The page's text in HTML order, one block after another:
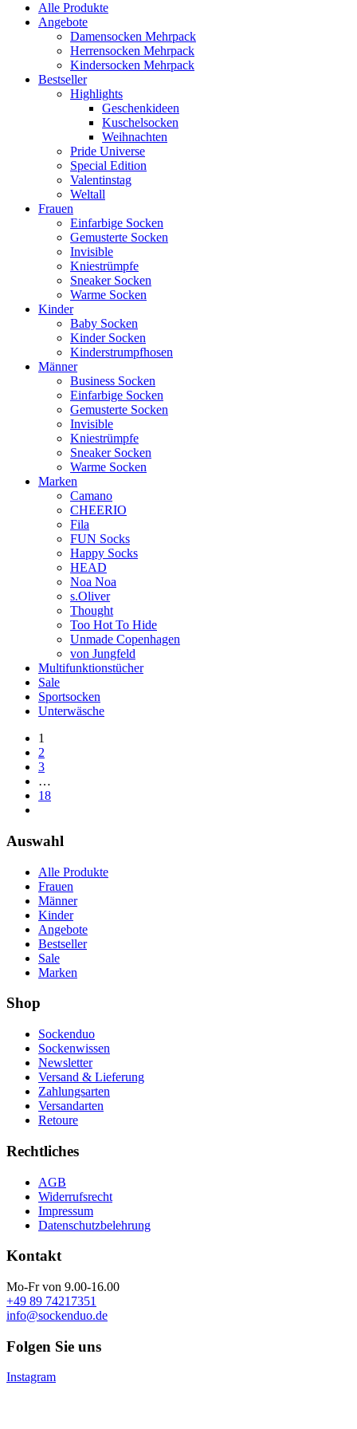
Alle Produkte
Angebote
Damensocken Mehrpack
Herrensocken Mehrpack
Kindersocken Mehrpack
Bestseller
Highlights
Geschenkideen
Kuschelsocken
Weihnachten
Pride Universe
Special Edition
Valentinstag
Weltall
Frauen
Einfarbige Socken
Gemusterte Socken
Invisible
Kniestrümpfe
Sneaker Socken
Warme Socken
Kinder
Baby Socken
Kinder Socken
Kinderstrumpfhosen
Männer
Business Socken
Einfarbige Socken
Gemusterte Socken
Invisible
Kniestrümpfe
Sneaker Socken
Warme Socken
Marken
Camano
CHEERIO
Fila
FUN Socks
Happy Socks
HEAD
Noa Noa
s.Oliver
Thought
Too Hot To Hide
Unmade Copenhagen
von Jungfeld
Multifunktionstücher
Sale
Sportsocken
Unterwäsche
1
2
3
…
18
Auswahl
Alle Produkte
Frauen
Männer
Kinder
Angebote
Bestseller
Sale
Marken
Shop
Sockenduo
Sockenwissen
Newsletter
Versand & Lieferung
Zahlungsarten
Versandarten
Retoure
Rechtliches
AGB
Widerrufsrecht
Impressum
Datenschutzbelehrung
Kontakt
Mo-Fr von 9.00-16.00
+49 89 74217351
info@sockenduo.de
Folgen Sie uns
Instagram